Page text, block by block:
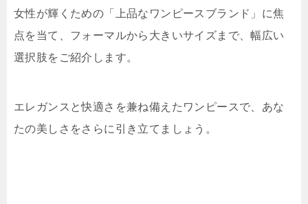
女性が輝くための「上品なワンピースブランド」に焦
点を当て、フォーマルから大きいサイズまで、幅広い
選択肢をご紹介します。
エレガンスと快適さを兼ね備えたワンピースで、あな
たの美しさをさらに引き立てましょう。